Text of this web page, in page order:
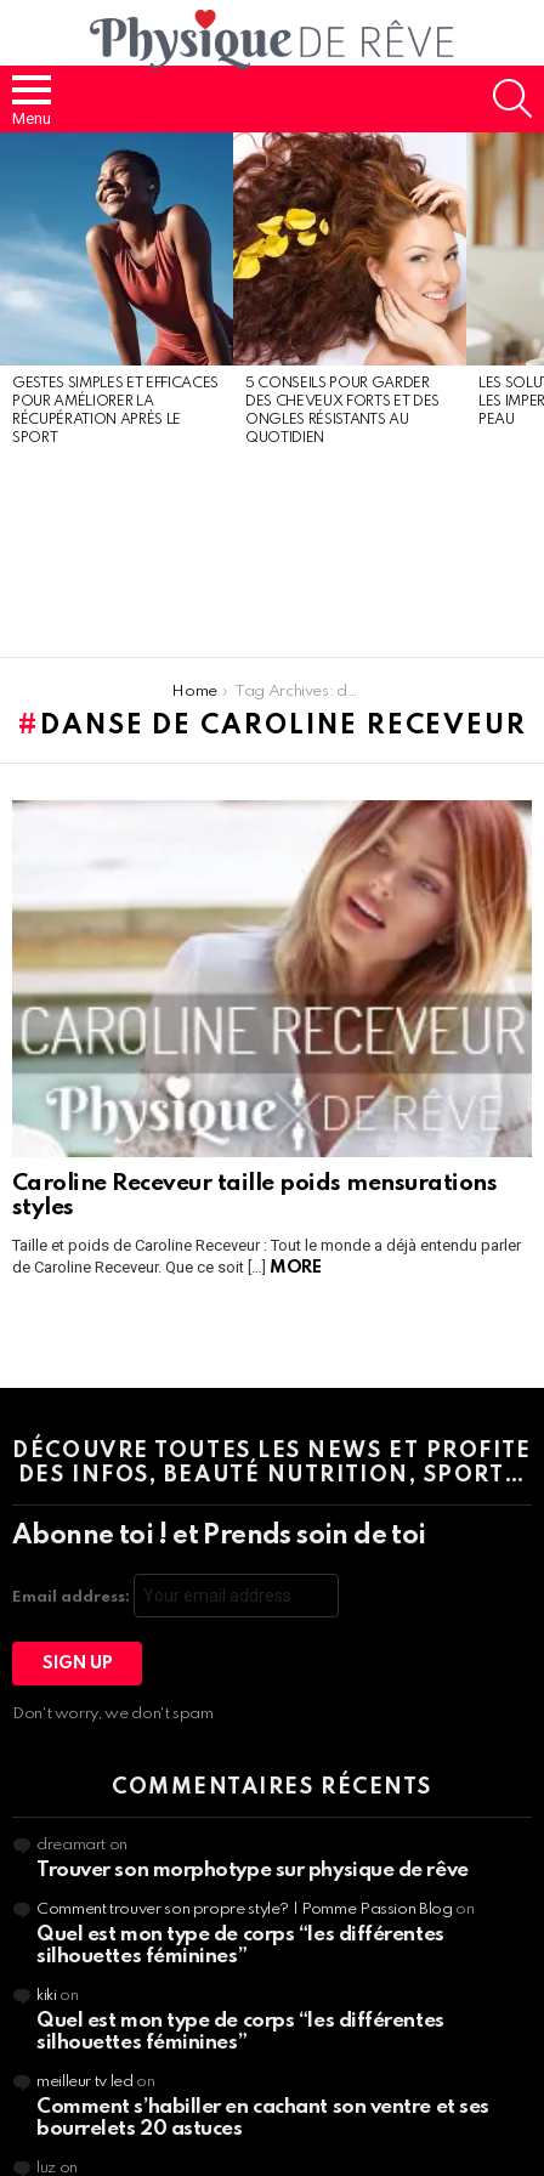
Menu
GESTES SIMPLES ET EFFICACES
POUR AMÉLIORER LA
RÉCUPÉRATION APRÈS LE
SPORT
5 CONSEILS POUR GARDER
DES CHEVEUX FORTS ET DES
ONGLES RÉSISTANTS AU
QUOTIDIEN
LES
LES
PEAU
Home Tag Archives: danse de Caroline Receveur
DANSE DE CAROLINE RECEVEUR
LATEST
Caroline Receveur taille poids mensurations
styles
Taille et poids de Caroline Receveur : Tout le monde a déjà entendu parler
de Caroline Receveur. Que ce soit […] MORE
DÉCOUVRE TOUTES LES NEWS ET PROFITE
DES INFOS, BEAUTÉ NUTRITION, SPORT…
Abonne toi ! et Prends soin de toi
Email address:
Don't worry, we don't spam
COMMENTAIRES RÉCENTS
dreamart on
Trouver son morphotype sur physique de rêve
Comment trouver son propre style? | Pomme Passion Blog on
Quel est mon type de corps “les différentes
silhouettes féminines”
kikion
Quel est mon type de corps “les différentes
silhouettes féminines”
meilleur tv led on
Comment s’habiller en cachant son ventre et ses
bourrelets 20 astuces
luzon